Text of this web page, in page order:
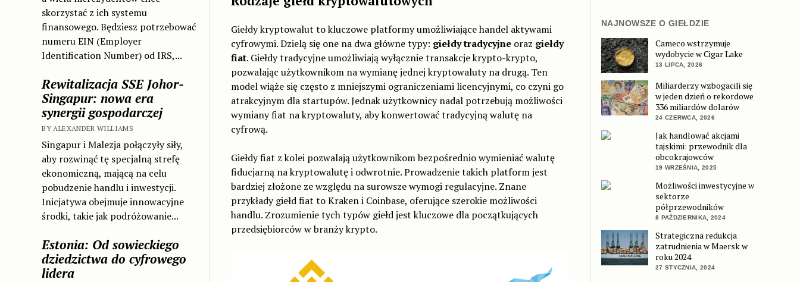
skorzystać z ich systemu
finansowego. Będziesz potrzebować
numeru EIN (Employer
Identification Number) od IRS,...
Rewitalizacja SSE Johor-
Singapur: nowa era
synergii gospodarczej
BY ALEXANDER WILLIAMS
Singapur i Malezja połączyły siły,
aby rozwinąć tę specjalną strefę
ekonomiczną, mającą na celu
pobudzenie handlu i inwestycji.
Inicjatywa obejmuje innowacyjne
środki, takie jak podróżowanie...
Estonia: Od sowieckiego
dziedzictwa do cyfrowego
lidera
Giełdy kryptowalut to kluczowe platformy umożliwiające handel aktywami
cyfrowymi. Dzielą się one na dwa główne typy: giełdy tradycyjneoraz giełdy
fiat. Giełdy tradycyjne umożliwiają wyłącznie transakcje krypto-krypto,
pozwalając użytkownikom na wymianę jednej kryptowaluty na drugą. Ten
model wiąże się często z mniejszymi ograniczeniami licencyjnymi, co czyni go
atrakcyjnym dla startupów. Jednak użytkownicy nadal potrzebują możliwości
wymiany fiat na kryptowaluty, aby konwertować tradycyjną walutę na
cyfrową.
Giełdy fiat z kolei pozwalają użytkownikom bezpośrednio wymieniać walutę
fiducjarną na kryptowalutę i odwrotnie. Prowadzenie takich platform jest
bardziej złożone ze względu na surowsze wymogi regulacyjne. Znane
przykłady giełd fiat to Kraken i Coinbase, oferujące szerokie możliwości
handlu. Zrozumienie tych typów giełd jest kluczowe dla początkujących
przedsiębiorców w branży krypto.
NAJNOWSZE O GIEŁDZIE
Cameco wstrzymuje
wydobycie w Cigar Lake
13 LIPCA, 2026
Miliarderzy wzbogacili się
w jeden dzień o rekordowe
336 miliardów dolarów
24 CZERWCA, 2026
Jak handlować akcjami
tajskimi: przewodnik dla
obcokrajowców
19 WRZEŚNIA, 2025
Możliwości inwestycyjne w
sektorze
półprzewodników
8 PAŹDZIERNIKA, 2024
Strategiczna redukcja
zatrudnienia w Maersk w
roku 2024
27 STYCZNIA, 2024